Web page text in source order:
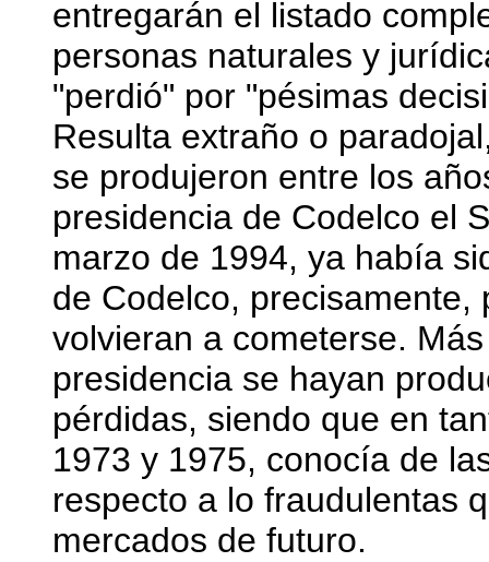
entregarán el listado
personas naturales y
"perdió" por "pésimas
Resulta extraño o
se produjeron entre los
presidencia de Codelco el
marzo de 1994, ya había
de Codelco,
volvieran a cometerse.
presidencia se hayan
pérdidas, siendo que en
1973 y 1975, conocía de
respecto a lo fraudulentas
mercados de futuro.